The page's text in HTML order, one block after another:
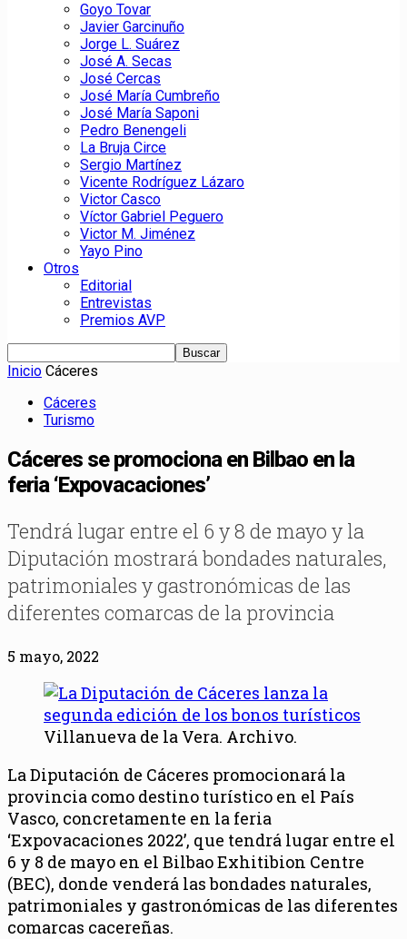
Goyo Tovar
Javier Garcinuño
Jorge L. Suárez
José A. Secas
José Cercas
José María Cumbreño
José María Saponi
Pedro Benengeli
La Bruja Circe
Sergio Martínez
Vicente Rodríguez Lázaro
Victor Casco
Víctor Gabriel Peguero
Victor M. Jiménez
Yayo Pino
Otros
Editorial
Entrevistas
Premios AVP
Inicio Cáceres
Cáceres
Turismo
Cáceres se promociona en Bilbao en la
feria ‘Expovacaciones’
Tendrá lugar entre el 6 y 8 de mayo y la
Diputación mostrará bondades naturales,
patrimoniales y gastronómicas de las
diferentes comarcas de la provincia
5 mayo, 2022
Villanueva de la Vera. Archivo.
La Diputación de Cáceres promocionará la
provincia como destino turístico en el País
Vasco, concretamente en la feria
‘Expovacaciones 2022’, que tendrá lugar entre el
6 y 8 de mayo en el Bilbao Exhitibion Centre
(BEC), donde venderá las bondades naturales,
patrimoniales y gastronómicas de las diferentes
comarcas cacereñas.